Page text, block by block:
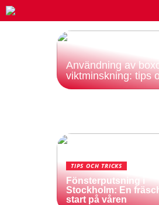
Användning av
viktminskning: tips
TIPS OCH TRICKS
Fönsterputsning i
Stockholm: En
start på våren